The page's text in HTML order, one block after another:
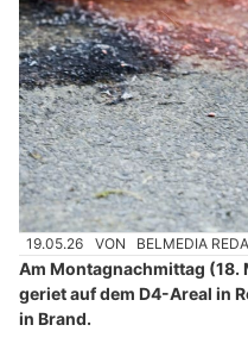
19.05.26 VON BELMEDIA
Am Montagnachmittag (18.
geriet auf dem D4-Areal in
in Brand.